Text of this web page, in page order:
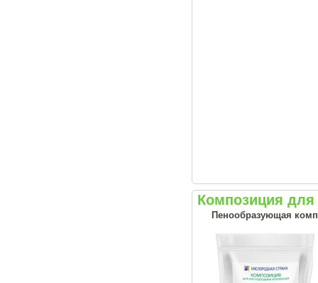
Композиция для
Пенообразующая